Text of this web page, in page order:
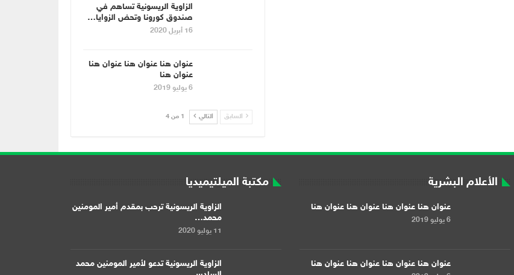
الزاوية الريسونية تساهم في
صندوق كورونا وتحض الزوايا…
16 أبريل 2020
عنوان هنا عنوان هنا عنوان هنا
عنوان هنا
6 يوليو 2019
السابق التالي 1 من 4
الأعلام البشرية
عنوان هنا عنوان هنا عنوان هنا عنوان هنا
6 يوليو 2019
عنوان هنا عنوان هنا عنوان هنا عنوان هنا
مكتبة الميلتيميديا
الزاوية الريسونية ترحب بمقدم أمير المومنين
محمد…
11 يوليو 2020
الزاوية الريسونية تدعو لأمير المومنين محمد